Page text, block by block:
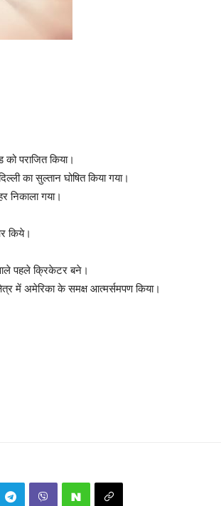
पराजित किया।
का सुल्तान घोषित किया गया।
निकाला गया।
किये।
पहले क्रिकेटर बने।
में अमेरिका के समक्ष आत्मर्समपण किया।